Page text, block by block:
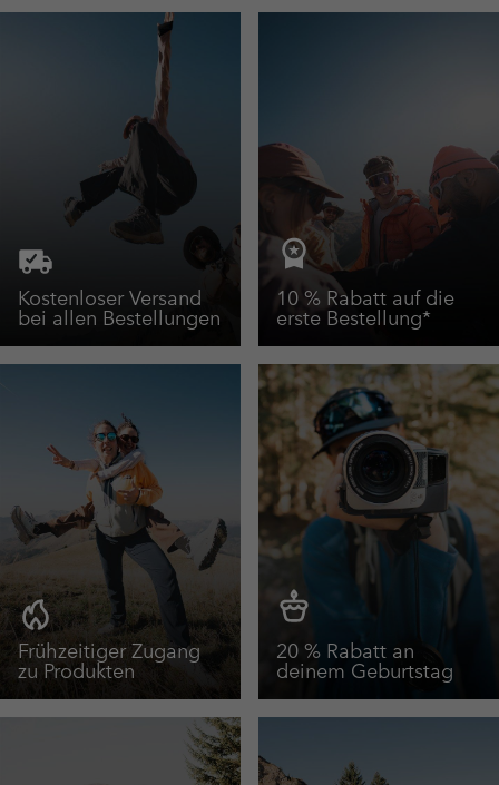
Kostenloser Versand
bei allen Bestellungen
10 % Rabatt auf die
erste Bestellung*
Frühzeitiger Zugang
zu Produkten
20 % Rabatt an
deinem Geburtstag